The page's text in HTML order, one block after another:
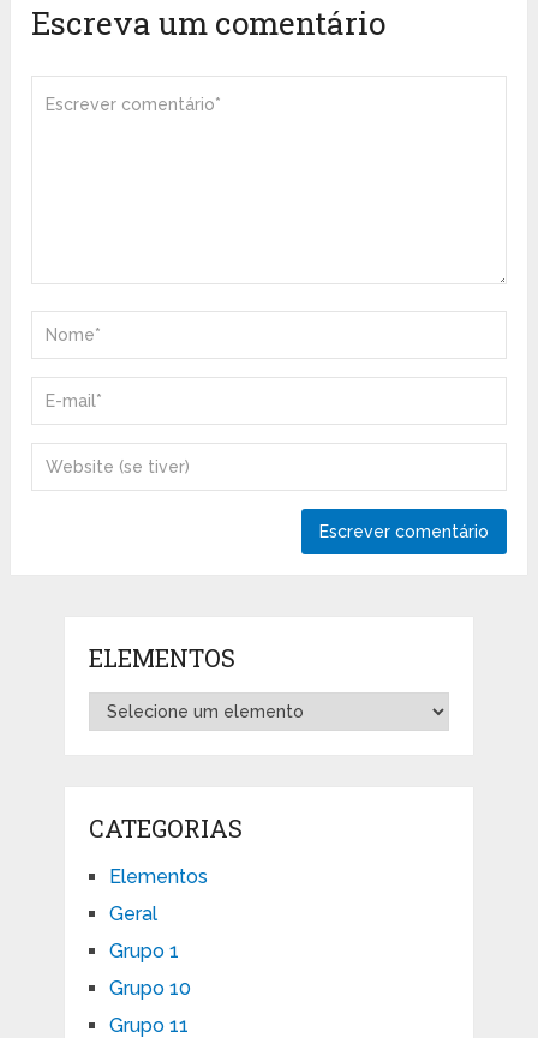
Escreva um comentário
ELEMENTOS
CATEGORIAS
Elementos
Geral
Grupo 1
Grupo 10
Grupo 11